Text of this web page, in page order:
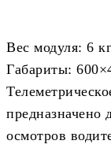
Вес модуля: 6 кг
Габариты:
предназначено
осмотров